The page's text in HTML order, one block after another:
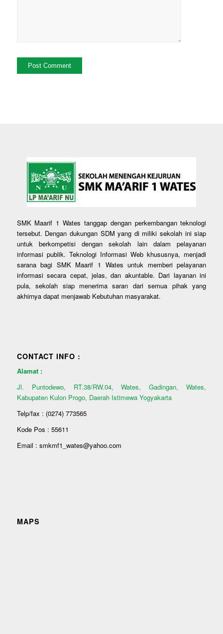
SMK Maarif 1 Wates tanggap dengan perkembangan teknologi
tersebut. Dengan dukungan SDM yang di miliki sekolah ini siap
untuk berkompetisi dengan sekolah lain dalam pelayanan
informasi publik. Teknologi Informasi Web khususnya, menjadi
sarana bagi SMK Maarif 1 Wates untuk memberi pelayanan
informasi secara cepat, jelas, dan akuntable. Dari layanan ini
pula, sekolah siap menerima saran dari semua pihak yang
akhirnya dapat menjawab Kebutuhan masyarakat.
CONTACT INFO :
Alamat :
Jl. Puntodewo, RT.38/RW.04, Wates, Gadingan, Wates,
Kabupaten Kulon Progo, Daerah Istimewa Yogyakarta
Telp/fax : (0274) 773565
Kode Pos : 55611
Email : smkmf1_wates@yahoo.com
MAPS